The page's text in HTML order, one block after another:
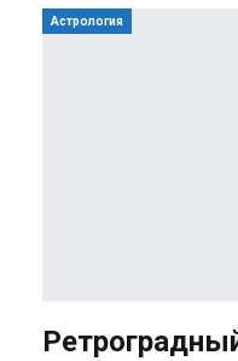
Астрология